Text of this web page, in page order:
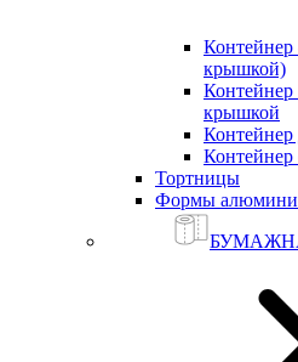
Контейнер
крышкой)
крышкой
Тортницы
Формы